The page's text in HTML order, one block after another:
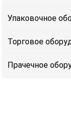
Упаковочное
Торговое
Прачечное